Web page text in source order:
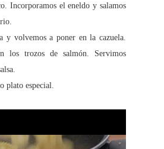
Incorporamos el eneldo y salamos
y volvemos a poner en la cazuela.
los trozos de salmón. Servimos
plato especial.